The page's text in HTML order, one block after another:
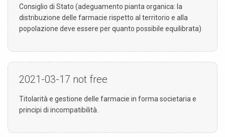
Consiglio di Stato (adeguamento pianta organica: la
distribuzione delle farmacie rispetto al territorio e alla
popolazione deve essere per quanto possibile equilibrata)
2021-03-17 not free
Titolarità e gestione delle farmacie in forma societaria e
principi di incompatibilità.